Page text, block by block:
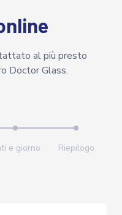
al più presto
Doctor Glass.
e giorno Riepilogo